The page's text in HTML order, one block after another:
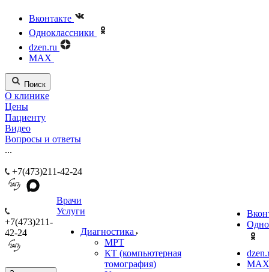
Вконтакте
Одноклассники
dzen.ru
MAX
Поиск
О клинике
Цены
Пациенту
Видео
Вопросы и ответы
...
+7(473)211-42-24
+7(473)211-
42-24
Врачи
Услуги
Диагностика
МРТ
КТ (компьютерная
томография)